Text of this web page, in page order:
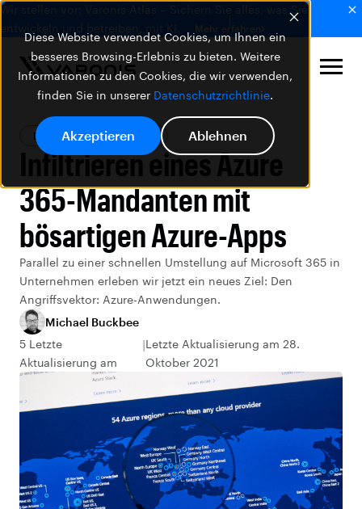
Diese Website verwendet Cookies, um Ihnen ein
besseres Browsing-Erlebnis zu bieten. Weitere
Informationen zu den Cookies, die wir verwenden,
finden Sie in unserer Datenschutzrichtlinie.
Akzeptieren Ablehnen
Wir stellen vor: Varonis Atlas – Sichern Sie alles, was Sie
entwickeln und betreiben, mit KI.
Mehr erfahren
Blog Datensicherheit
Infiltrieren eines Azure
365-Mandanten mit
bösartigen Azure-Apps
Parallel zu einer schnellen Umstellung auf Microsoft 365 in
Unternehmen erleben wir jetzt ein neues Ziel: Den
Angriffsvektor: Azure-Anwendungen.
Michael Buckbee
5 Letzte
Aktualisierung am
Letzte Aktualisierung am 28.
Oktober 2021